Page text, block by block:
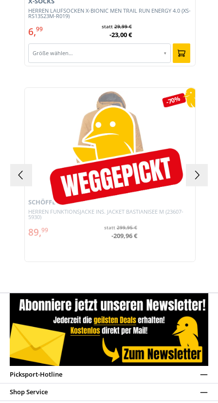
HERREN LAUFSOCKEN X-BIONIC MEN TRAIL RUN ENERGY 4.0 (XS-
RS13S23M-R019)
6,99 statt29,99 €
-23,00 €
Größe wählen… ▾
Produktgalerie überspringen
-70%
HERREN FUNKTIONSJACKE INS. JACKET BASTIANISEE M (23607-
5930)
SCHÖFFEL
89,99 statt299,95 €
-209,96 €
Picksport-Hotline
Shop Service